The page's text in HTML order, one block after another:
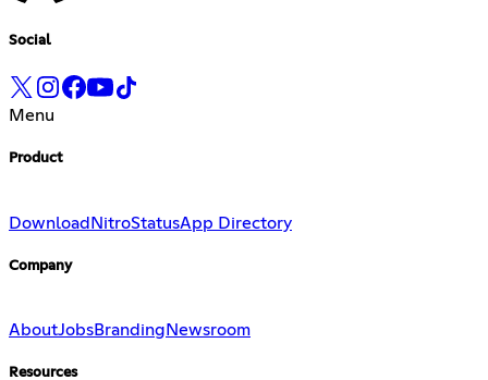
Social
Menu
Product
DownloadNitroStatusApp Directory
Company
AboutJobsBranding Newsroom
Resources